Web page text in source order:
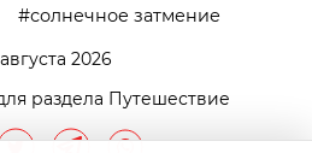
солнечное затмение
2026
раздела Путешествие